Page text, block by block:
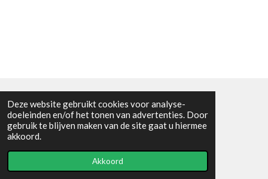
Deze website gebruikt cookies voor analyse-
doeleinden en/of het tonen van advertenties. Door
gebruik te blijven maken van de site gaat u hiermee
akkoord.
Akkoord
Algemene voorwaarden
© 2021 - RC en mineralenshop Het vlinderpad